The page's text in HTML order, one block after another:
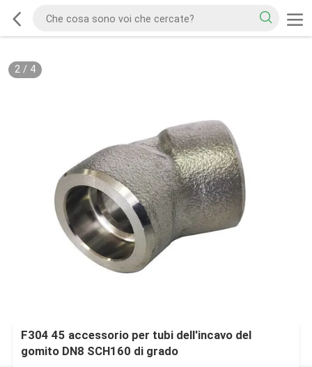
2/ 4
F304 45 accessorio per tubi dell'incavo del
gomito DN8 SCH160 di grado